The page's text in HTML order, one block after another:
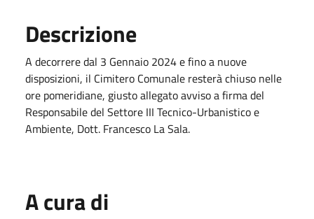
Descrizione
A decorrere dal 3 Gennaio 2024 e fino a nuove
disposizioni, il Cimitero Comunale resterà chiuso nelle
ore pomeridiane, giusto allegato avviso a firma del
Responsabile del Settore III Tecnico-Urbanistico e
Ambiente, Dott. Francesco La Sala.
A cura di